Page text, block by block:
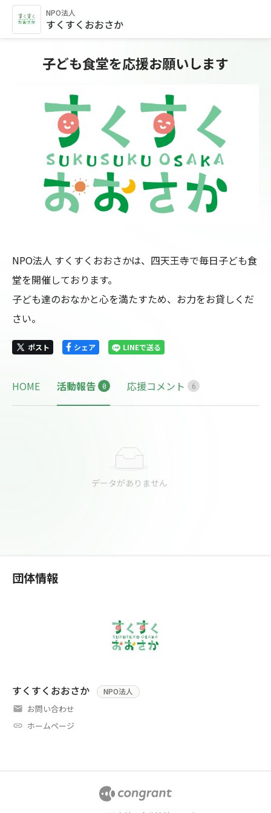
NPO法人
すくすくおおさか
子ども食堂を応援お願いします
NPO法人 すくすくおおさかは、四天王寺で毎日子ども食
堂を開催しております。
子ども達のおなかと心を満たすため、お力をお貸しくだ
さい。
ポスト シェア LINEで送る
HOME 活動報告 0 応援コメント 6
データがありません
団体情報
すくすくおおさか NPO法人
お問い合わせ
ホームページ